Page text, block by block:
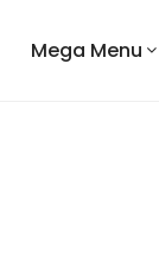
Mega Menu